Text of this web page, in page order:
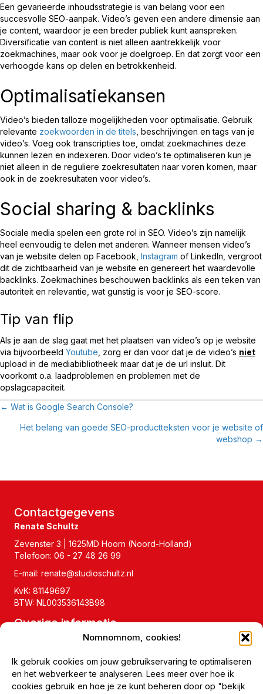
Nomnomnom, cookies!
Ik gebruik cookies om jouw gebruikservaring te optimaliseren
en het webverkeer te analyseren. Lees meer over hoe ik
cookies gebruik en hoe je ze kunt beheren door op "bekijk
Een gevarieerde inhoudsstrategie is van belang voor een
succesvolle SEO-aanpak. Video’s geven een andere dimensie aan
je content, waardoor je een breder publiek kunt aanspreken.
Diversificatie van content is niet alleen aantrekkelijk voor
zoekmachines, maar ook voor je doelgroep. En dat zorgt voor een
verhoogde kans op delen en betrokkenheid.
Optimalisatiekansen
Video’s bieden talloze mogelijkheden voor optimalisatie. Gebruik
relevante zoekwoorden in de titels , beschrijvingen en tags van je
video’s. Voeg ook transcripties toe, omdat zoekmachines deze
kunnen lezen en indexeren. Door video’s te optimaliseren kun je
niet alleen in de reguliere zoekresultaten naar voren komen, maar
ook in de zoekresultaten voor video’s.
Social sharing & backlinks
Sociale media spelen een grote rol in SEO. Video’s zijn namelijk
heel eenvoudig te delen met anderen. Wanneer mensen video’s
van je website delen op Facebook, Instagram of LinkedIn, vergroot
dit de zichtbaarheid van je website en genereert het waardevolle
backlinks. Zoekmachines beschouwen backlinks als een teken van
autoriteit en relevantie, wat gunstig is voor je SEO-score.
Tip van flip
Als je aan de slag gaat met het plaatsen van video’s op je website
via bijvoorbeeld Youtube , zorg er dan voor dat je de video’s niet
upload in de mediabibliotheek maar dat je de url insluit. Dit
voorkomt o.a. laadproblemen en problemen met de
opslagcapaciteit.
Posts
navigation
← Wat is Google Search Console?
Het belang van goede SEO-productteksten voor je website of
webshop →
Contactgegevens
Renate Schultz
Zevenster 3 | 1625MD Hoorn (Noord-Holland)
Telefoon: 06 - 27 48 26 99
E-mail: renate@studioschultz.nl
KvK: 81149697
BTW: NL003536143B98
Overige informatie
Veelgestelde vragen
Blog